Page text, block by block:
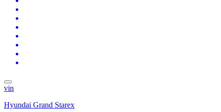
vin
Hyundai Grand Starex